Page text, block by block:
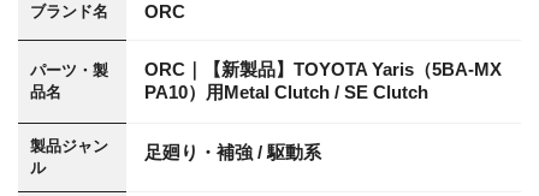
ブランド名 ORC
パーツ・製
品名
ORC｜【新製品】TOYOTA Yaris（5BA-MX
PA10）用Metal Clutch / SE Clutch
製品ジャン
ル
足廻り・補強 / 駆動系